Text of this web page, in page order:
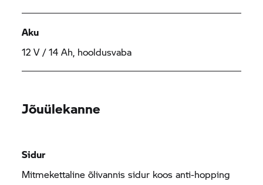
Aku
12 V / 14 Ah, hooldusvaba
Jõuülekanne
Sidur
Mitmekettaline õlivannis sidur koos anti-hopping